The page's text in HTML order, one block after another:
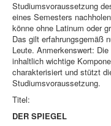
Studiumsvoraussetzung
eines Semesters
könne ohne Latinum oder
Das gilt erfahrungsgemäß
Leute. Anmerkenswert:
inhaltlich wichtige
charakterisiert und stützt
Studiumsvoraussetzung.
Titel:
DER SPIEGEL